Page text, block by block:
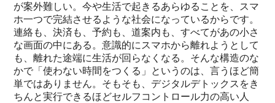
が案外難しい。今や生活で起きるあらゆることを、スマ
ホ一つで完結させるような社会になっているからです。
連絡も、決済も、予約も、道案内も、すべてがあの小さ
な画面の中にある。意識的にスマホから離れようとして
も、離れた途端に生活が回らなくなる。そんな構造のな
かで「使わない時間をつくる」というのは、言うほど簡
単ではありません。そもそも、デジタルデトックスをき
ちんと実行できるほどセルフコントロール力の高い人